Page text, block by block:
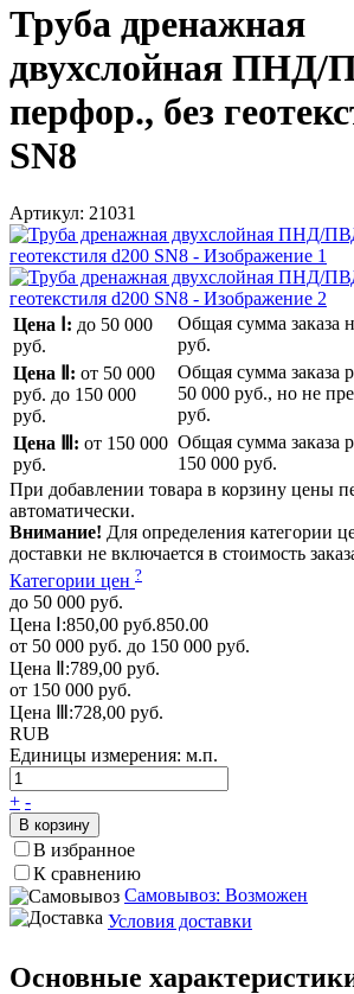
Труба дренажная
двухслойная ПНД/
перфор., без
SN8
Артикул: 21031
Цена Ⅰ: до 50 000
руб.
Общая сумма заказа
руб.
Цена Ⅱ: от 50 000
руб. до 150 000
руб.
Общая сумма заказа
50 000 руб., но не
руб.
Цена Ⅲ: от 150 000
руб.
Общая сумма заказа
150 000 руб.
При добавлении товара в корзину цены
автоматически.
Внимание! Для определения категории
доставки не включается в стоимость
Категории цен ?
до 50 000 руб.
Цена Ⅰ:850,00 руб.850.00
от 50 000 руб. до 150 000 руб.
Цена Ⅱ:789,00 руб.
от 150 000 руб.
Цена Ⅲ:728,00 руб.
RUB
Единицы измерения: м.п.
+ -
В корзину
В избранное
К сравнению
Самовывоз: Возможен
Условия доставки
Основные